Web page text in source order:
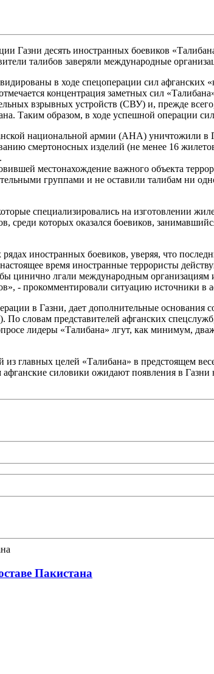
Газни десять иностранных боевиков
талибов заверяли международные
в ходе спецоперации сил
концентрация заметных сил
взрывных устройств (СВУ) и, прежде
Таким образом, в ходе успешной операции
национальной армии (АНА) уничтожили
смертоносных изделий (не менее 16
местонахождение важного объекта
группами и не оставили талибам ни
специализировались на изготовлении
среди которых оказался боевиков,
иностранных боевиков, уверяя, что
время иностранные террористы
цинично лгали международным
- прокомментировали ситуацию источники в
в Газни, дает дополнительные основания
словам представителей афганских
лидеры «Талибана» лгут, как минимум,
главных целей «Талибана» в предстоящем
силовики ожидают появления в
Пакистана